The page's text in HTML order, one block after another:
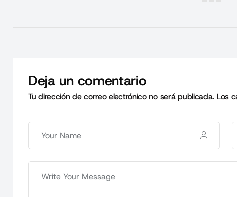
Deja un comentario
Tu dirección de correo electrónico no será publicada. Los